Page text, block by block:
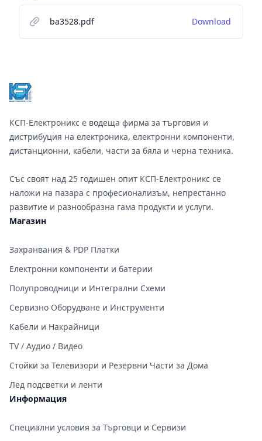
ba3528.pdf Download
КСП-Електроникс е водеща фирма за търговия и
дистрибуция на електроника, електронни компоненти,
дистанционни, кабели, части за бяла и черна техника.
Със своят над 25 годишен опит КСП-Електроникс се
наложи на пазара с професионализъм, непрестанно
развитие и разнообразна гама продукти и услуги.
Магазин
Захранвания & PDP Платки
Електронни компоненти и батерии
Полупроводници и Интегрални Схеми
Сервизно Оборудване и Инструменти
Кабели и Накрайници
TV / Аудио / Видео
Стойки за Телевизори и Резервни Части за Дома
Лед подсветки и ленти
Информация
Специални условия за Търговци и Сервизи